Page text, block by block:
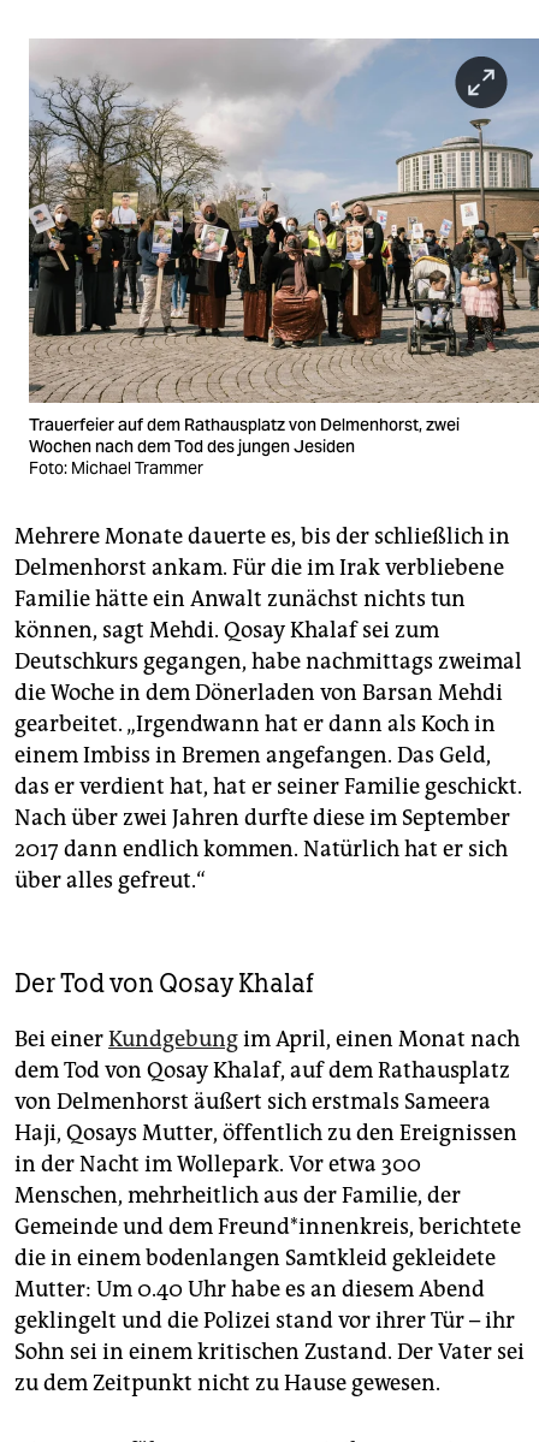
Trauerfeier auf dem Rathausplatz von Delmenhorst, zwei
Wochen nach dem Tod des jungen Jesiden
Foto: Michael Trammer
Mehrere Monate dauerte es, bis der schließlich in
Delmenhorst ankam. Für die im Irak verbliebene
Familie hätte ein Anwalt zunächst nichts tun
können, sagt Mehdi. Qosay Khalaf sei zum
Deutschkurs gegangen, habe nachmittags zweimal
die Woche in dem Dönerladen von Barsan Mehdi
gearbeitet. „Irgendwann hat er dann als Koch in
einem Imbiss in Bremen angefangen. Das Geld,
das er verdient hat, hat er seiner Familie geschickt.
Nach über zwei Jahren durfte diese im September
2017 dann endlich kommen. Natürlich hat er sich
über alles gefreut.“
Der Tod von Qosay Khalaf
Bei einerKundgebungim April, einen Monat nach
dem Tod von Qosay Khalaf, auf dem Rathausplatz
von Delmenhorst äußert sich erstmals Sameera
Haji, Qosays Mutter, öffentlich zu den Ereignissen
in der Nacht im Wollepark. Vor etwa 300
Menschen, mehrheitlich aus der Familie, der
Gemeinde und dem Freund*innenkreis, berichtete
die in einem bodenlangen Samtkleid gekleidete
Mutter: Um 0.40 Uhr habe es an diesem Abend
geklingelt und die Polizei stand vor ihrer Tür – ihr
Sohn sei in einem kritischen Zustand. Der Vater sei
zu dem Zeitpunkt nicht zu Hause gewesen.